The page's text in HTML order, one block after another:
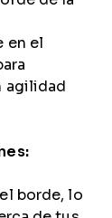
en el
agilidad
borde, lo